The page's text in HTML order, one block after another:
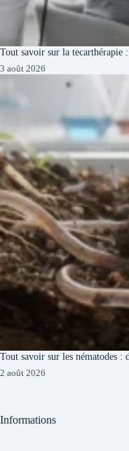
Tout savoir sur la tecarthérapie
3 août 2026
Tout savoir sur les nématodes
2 août 2026
Informations